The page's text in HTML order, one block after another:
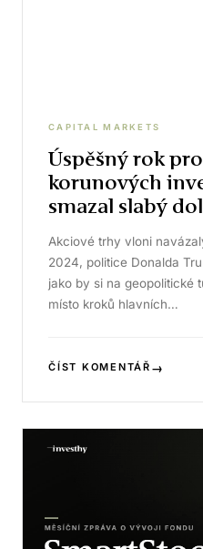
CAPITAL MARKETS
Úspěšný rok
korunových
smazal slabý
Akciové trhy vloni
2024, politice Donalda
jako by si na geopolitické
místo kroků hlavních…
ČÍST KOMENTÁŘ →